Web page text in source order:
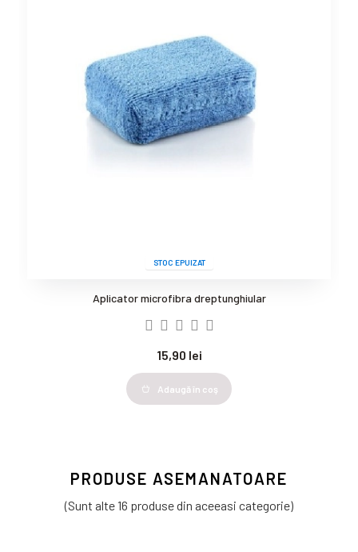
STOC EPUIZAT
Aplicator microfibra dreptunghiular
15,90 lei
Adaugă în coş
PRODUSE ASEMANATOARE
(Sunt alte 16 produse din aceeasi categorie)